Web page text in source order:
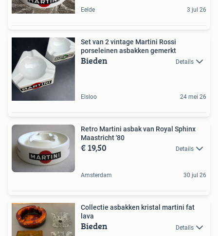
Eelde 3 jul 26
Set van 2 vintage Martini Rossi
porseleinen asbakken gemerkt
Bieden Details
Elsloo 24 mei 26
Retro Martini asbak van Royal Sphinx
Maastricht '80
€ 19,50 Details
Amsterdam 30 jul 26
Collectie asbakken kristal martini fat
lava
Bieden Details